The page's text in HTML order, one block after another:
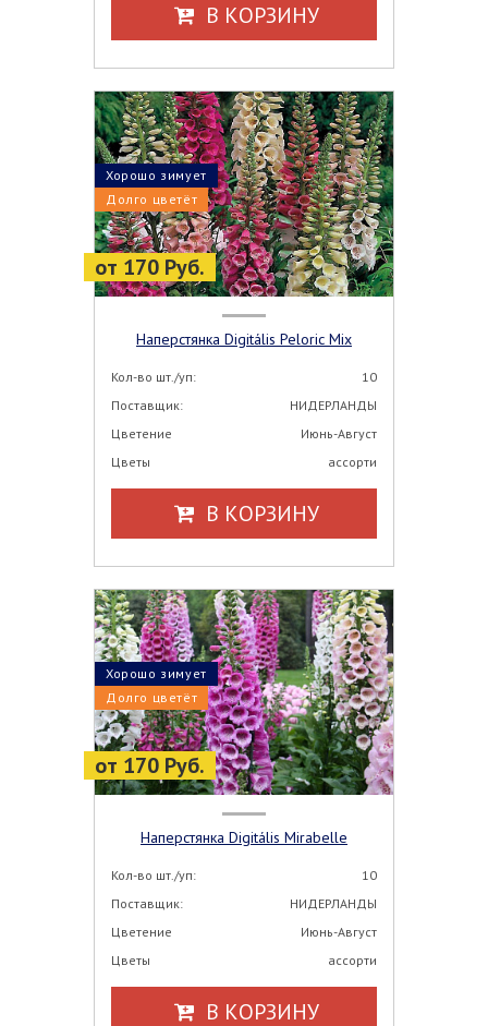
В КОРЗИНУ
от 170 Руб.
Долго цветёт
Хорошо зимует
Наперстянка Digitális Peloric Mix
Кол-во шт./уп:
10
Поставщик:
НИДЕРЛАНДЫ
Цветение
Июнь-Август
Цветы
ассорти
В КОРЗИНУ
от 170 Руб.
Долго цветёт
Хорошо зимует
Наперстянка Digitális Mirabelle
Кол-во шт./уп:
10
Поставщик:
НИДЕРЛАНДЫ
Цветение
Июнь-Август
Цветы
ассорти
В КОРЗИНУ